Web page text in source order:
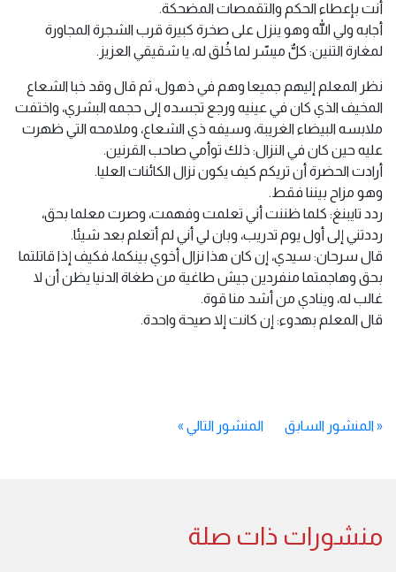
أنت بإعطاء الحكم والتقمصات المضحكة.
أجابه ولي الله وهو ينزل على صخرة كبيرة قرب الشجرة المجاورة
لمغارة التنين: كلٌّ ميسّر لما خُلق له، يا شقيقي العزيز.
نظر المعلم إليهم جميعا وهم في ذهول، ثم قال وقد خبا الشعاع
المخيف الذي كان في عينيه ورجع تجسده إلى حجمه البشري، واختفت
ملابسه البيضاء الغريبة، وسيفه ذي الشعاع، وملامحه التي ظهرت
عليه حين كان في النزال: ذلك توأمي صاحب القرنين.
أرادت الحضرة أن تريكم كيف يكون نزال الكائنات العليا.
وهو مزاح بيننا فقط.
ردد تايبنغ: كلما ظننت أني تعلمت وفهمت، وصرت معلما بحق،
رددتني إلى أول يوم تدريب، وبان لي أني لم أتعلم بعد شيئا.
قال سرحان: سيدي، إن كان هذا نزال أخوي بينكما، فكيف إذا قاتلتما
بحق وهاجمتما منفردين جيش طاغية من طغاة الدنيا يظن أن لا
غالب له، وينادي من أشد منا قوة.
قال المعلم بهدوء: إن كانت إلا صيحة واحدة.
«المنشور السابق المنشور التالي »
منشورات ذات صلة